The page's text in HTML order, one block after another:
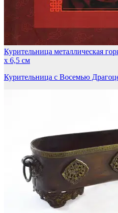
Курительница металлическая
х 6,5 см
Курительница с Восемью